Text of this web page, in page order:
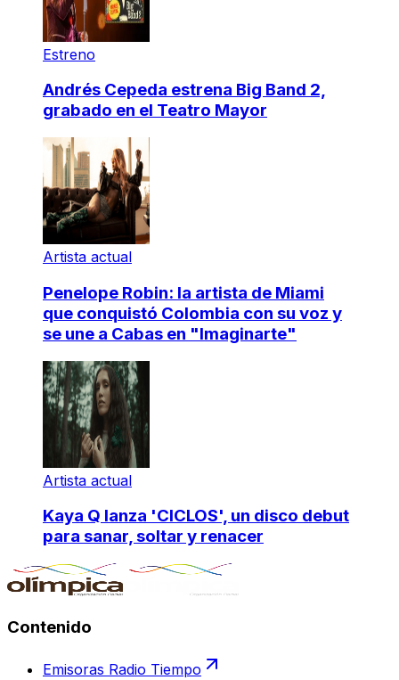
Estreno
Andrés Cepeda estrena Big Band 2,
grabado en el Teatro Mayor
Artista actual
Penelope Robin: la artista de Miami
que conquistó Colombia con su voz y
se une a Cabas en "Imaginarte"
Artista actual
Kaya Q lanza 'CICLOS', un disco debut
para sanar, soltar y renacer
Contenido
Emisoras Radio Tiempo